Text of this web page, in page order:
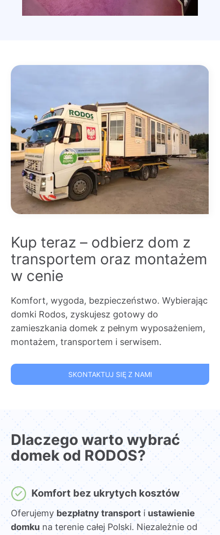
Kup teraz – odbierz dom z
transportem oraz montażem
w cenie
Komfort, wygoda, bezpieczeństwo. Wybierając
domki Rodos, zyskujesz gotowy do
zamieszkania domek z pełnym wyposażeniem,
montażem, transportem i serwisem.
SKONTAKTUJ SIĘ Z NAMI
Dlaczego warto wybrać
domek od RODOS?
Komfort bez ukrytych kosztów
Oferujemybezpłatny transporti ustawienie
domkuna terenie całej Polski. Niezależnie od